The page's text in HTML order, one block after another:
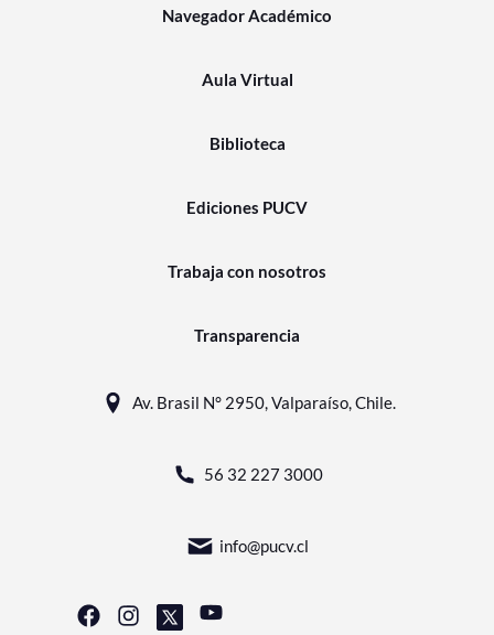
Navegador Académico
Aula Virtual
Biblioteca
Ediciones PUCV
Trabaja con nosotros
Transparencia
Av. Brasil N° 2950, Valparaíso, Chile.
56 32 227 3000
info@pucv.cl